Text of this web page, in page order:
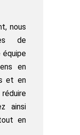
nous
de
équipe
en
et en
ainsi
en